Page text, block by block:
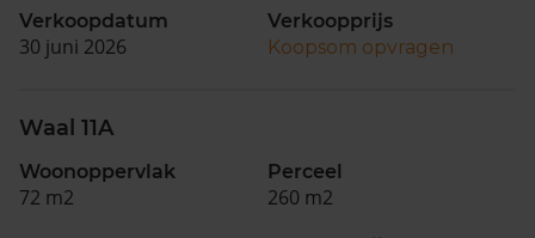
Verkoopdatum
30 juni 2026
Verkoopprijs
Koopsom opvragen
Waal 11A
Woonoppervlak
72 m2
Perceel
260 m2